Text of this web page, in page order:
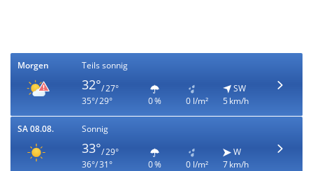
Morgen Teils sonnig
32°/ 27°
35°/ 29°
0 % 0 l/m²
SW
5 km/h
SA 08.08. Sonnig
33°/ 29°
36°/ 31°
0 % 0 l/m²
W
7 km/h